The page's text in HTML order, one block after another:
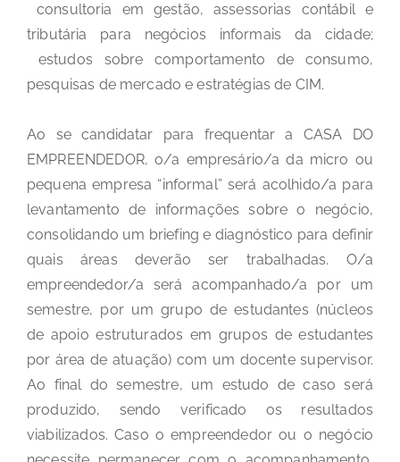
consultoria em gestão, assessorias contábil e
tributária para negócios informais da cidade;
estudos sobre comportamento de consumo,
pesquisas de mercado e estratégias de CIM.
Ao se candidatar para frequentar a CASA DO
EMPREENDEDOR, o/a empresário/a da micro ou
pequena empresa “informal” será acolhido/a para
levantamento de informações sobre o negócio,
consolidando um briefing e diagnóstico para definir
quais áreas deverão ser trabalhadas. O/a
empreendedor/a será acompanhado/a por um
semestre, por um grupo de estudantes (núcleos
de apoio estruturados em grupos de estudantes
por área de atuação) com um docente supervisor.
Ao final do semestre, um estudo de caso será
produzido, sendo verificado os resultados
viabilizados. Caso o empreendedor ou o negócio